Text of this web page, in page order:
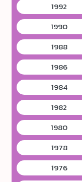
1992
1990
1988
1986
1984
1982
1980
1978
1976